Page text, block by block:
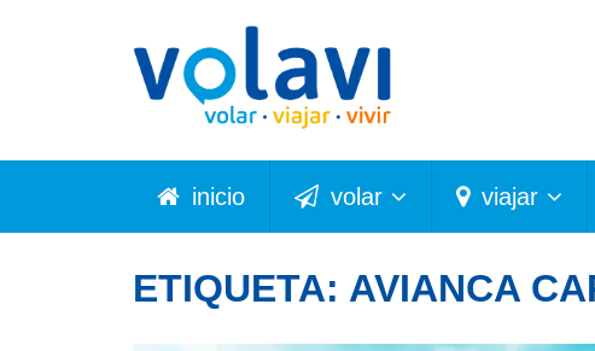
inicio volar viajar
ETIQUETA: AVIANCA